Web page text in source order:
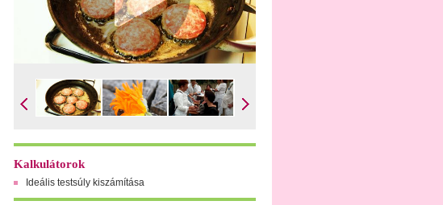
Kalkulátorok
Ideális testsúly kiszámítása